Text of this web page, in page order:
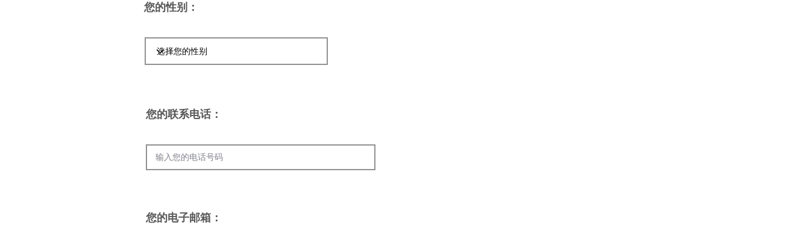
您的性别：
您的联系电话：
您的电子邮箱：